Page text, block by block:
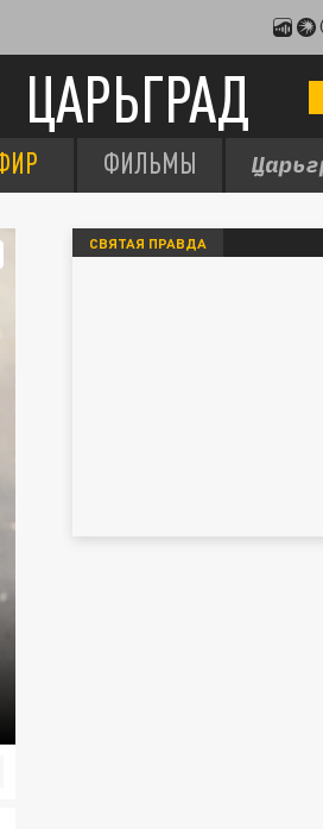
ЦАРЬГРАД
ФИЛЬМЫ
СВЯТАЯ ПРАВДА